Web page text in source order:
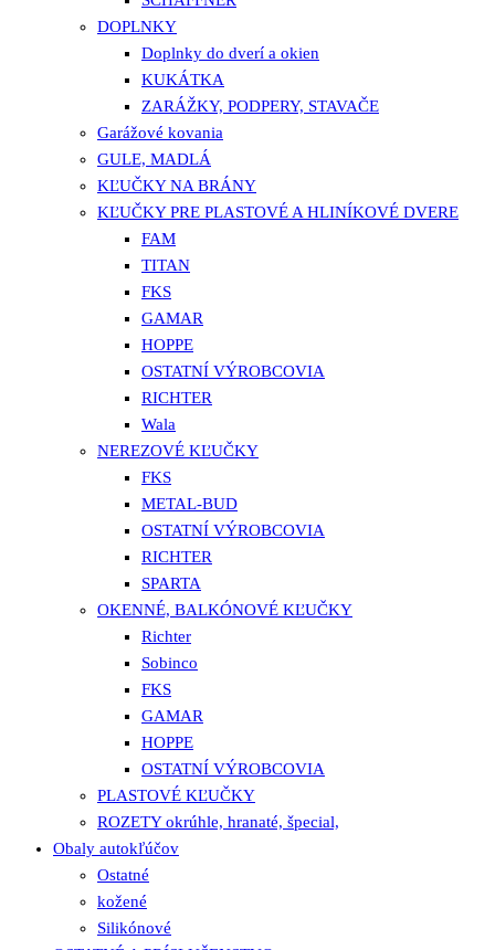
DOPLNKY
Doplnky do dverí a okien
KUKÁTKA
ZARÁŽKY, PODPERY, STAVAČE
Garážové kovania
GULE, MADLÁ
KĽUČKY NA BRÁNY
KĽUČKY PRE PLASTOVÉ A HLINÍKOVÉ DVERE
FAM
TITAN
FKS
GAMAR
HOPPE
OSTATNÍ VÝROBCOVIA
RICHTER
Wala
NEREZOVÉ KĽUČKY
FKS
METAL-BUD
OSTATNÍ VÝROBCOVIA
RICHTER
SPARTA
OKENNÉ, BALKÓNOVÉ KĽUČKY
Richter
Sobinco
FKS
GAMAR
HOPPE
OSTATNÍ VÝROBCOVIA
PLASTOVÉ KĽUČKY
ROZETY okrúhle, hranaté, špecial,
Obaly autokľúčov
Ostatné
kožené
Silikónové